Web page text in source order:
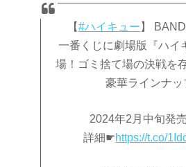
【#ハイキュー 】
一番くじに劇場版『ハイ
場！ゴミ捨て場の決戦を
豪華ラインナッ
2024年2月中旬発
詳細☛https://t.co/